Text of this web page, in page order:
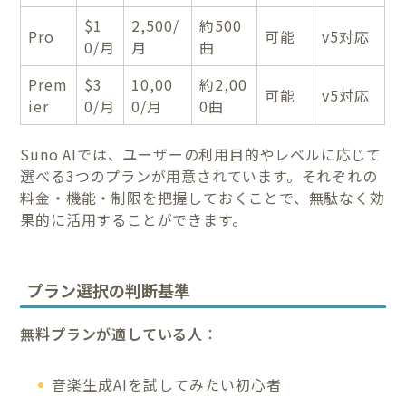
Pro
$1
0/月
2,500/
月
約500
曲
可能 v5対応
Prem
ier
$3
0/月
10,00
0/月
約2,00
0曲
可能 v5対応
Suno AIでは、ユーザーの利用目的やレベルに応じて
選べる3つのプランが用意されています。それぞれの
料金・機能・制限を把握しておくことで、無駄なく効
果的に活用することができます。
プラン選択の判断基準
無料プランが適している人 ：
音楽生成AIを試してみたい初心者